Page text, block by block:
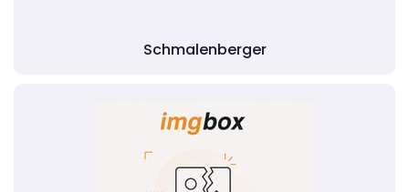
Schmalenberger